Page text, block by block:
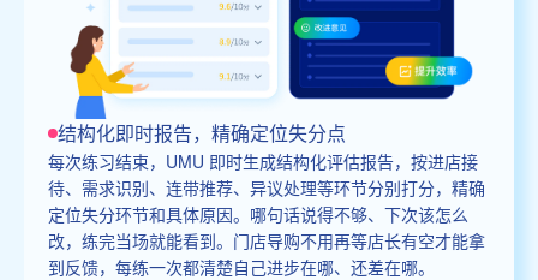
结构化即时报告，精确定位失分点
每次练习结束，UMU 即时生成结构化评估报告，按进店接
待、需求识别、连带推荐、异议处理等环节分别打分，精确
定位失分环节和具体原因。哪句话说得不够、下次该怎么
改，练完当场就能看到。门店导购不用再等店长有空才能拿
到反馈，每练一次都清楚自己进步在哪、还差在哪。